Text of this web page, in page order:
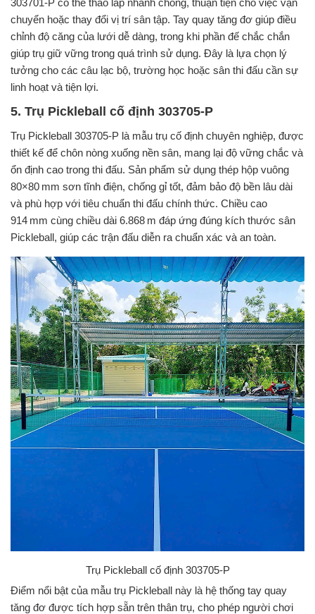
chuyển hoặc thay đổi vị trí sân tập. Tay quay tăng đơ giúp điều
chỉnh độ căng của lưới dễ dàng, trong khi phần đế chắc chắn
giúp trụ giữ vững trong quá trình sử dụng. Đây là lựa chọn lý
tưởng cho các câu lạc bộ, trường học hoặc sân thi đấu cần sự
linh hoạt và tiện lợi.
5. Trụ Pickleball cố định 303705-P
Trụ Pickleball 303705‑P là mẫu trụ cố định chuyên nghiệp, được
thiết kế để chôn nòng xuống nền sân, mang lại độ vững chắc và
ổn định cao trong thi đấu. Sản phẩm sử dụng thép hộp vuông
80×80 mm sơn tĩnh điện, chống gỉ tốt, đảm bảo độ bền lâu dài
và phù hợp với tiêu chuẩn thi đấu chính thức. Chiều cao
914 mm cùng chiều dài 6.868 m đáp ứng đúng kích thước sân
Pickleball, giúp các trận đấu diễn ra chuẩn xác và an toàn.
Trụ Pickleball cố định 303705-P
Điểm nổi bật của mẫu trụ Pickleball này là hệ thống tay quay
tăng đơ được tích hợp sẵn trên thân trụ, cho phép người chơi